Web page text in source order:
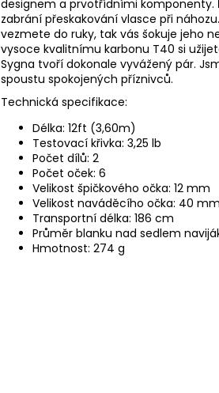
designem a prvotřídními komponenty.
zabrání přeskakování vlasce při
vezmete do ruky, tak vás šokuje jeho
vysoce kvalitnímu karbonu T40 si
Sygna tvoří dokonale vyvážený pár.
spoustu spokojených příznivců.
Technická specifikace:
Délka: 12ft (3,60m)
Testovací křivka: 3,25 lb
Počet dílů: 2
Počet oček: 6
Velikost špičkového očka: 12 mm
Velikost naváděcího očka: 40 mm
Transportní délka: 186 cm
Průměr blanku nad sedlem
Hmotnost: 274 g